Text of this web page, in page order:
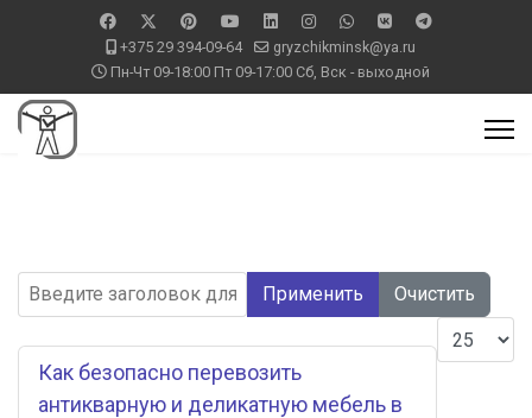
+375 29 394-09-64
gryzchikminsk@ya.ru
Пн-Чт 09-18:00 Пт 09-17:00 Сб, Вск - выходной
Введите заголовок для поиска...
Применить Очистить
Кол-во
Как безопасно перевозить
антикварную и деликатную мебель в